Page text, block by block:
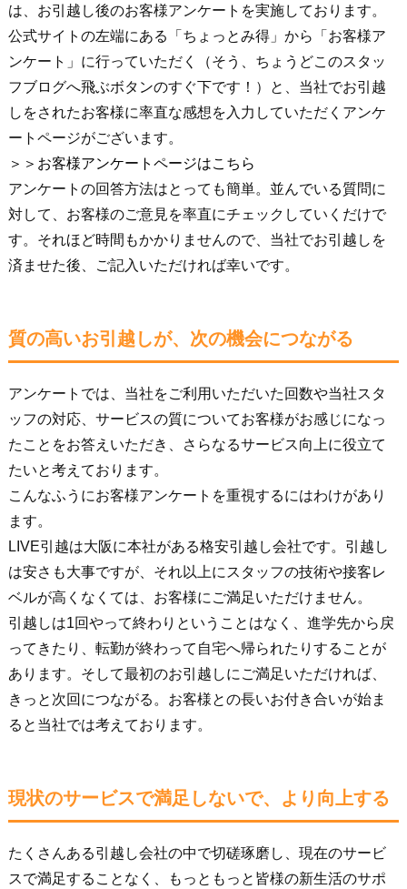
は、お引越し後のお客様アンケートを実施しております。
公式サイトの左端にある「ちょっとみ得」から「お客様ア
ンケート」に行っていただく（そう、ちょうどこのスタッ
フブログへ飛ぶボタンのすぐ下です！）と、当社でお引越
しをされたお客様に率直な感想を入力していただくアンケ
ートページがございます。
＞＞お客様アンケートページはこちら
アンケートの回答方法はとっても簡単。並んでいる質問に
対して、お客様のご意見を率直にチェックしていくだけで
す。それほど時間もかかりませんので、当社でお引越しを
済ませた後、ご記入いただければ幸いです。
質の高いお引越しが、次の機会につながる
アンケートでは、当社をご利用いただいた回数や当社スタ
ッフの対応、サービスの質についてお客様がお感じになっ
たことをお答えいただき、さらなるサービス向上に役立て
たいと考えております。
こんなふうにお客様アンケートを重視するにはわけがあり
ます。
LIVE引越は大阪に本社がある格安引越し会社です。引越し
は安さも大事ですが、それ以上にスタッフの技術や接客レ
ベルが高くなくては、お客様にご満足いただけません。
引越しは1回やって終わりということはなく、進学先から戻
ってきたり、転勤が終わって自宅へ帰られたりすることが
あります。そして最初のお引越しにご満足いただければ、
きっと次回につながる。お客様との長いお付き合いが始ま
ると当社では考えております。
現状のサービスで満足しないで、より向上する
たくさんある引越し会社の中で切磋琢磨し、現在のサービ
スで満足することなく、もっともっと皆様の新生活のサポ